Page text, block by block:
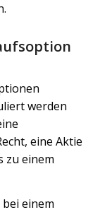
werden
eine Aktie
zu einem
einem